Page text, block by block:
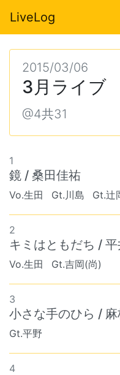
LiveLog
2015/03/06
3月ライブ
@4共31
1
鏡 / 桑田佳祐
Vo.生田 Gt.川島 Gt.辻
2
キミはともだち /
Vo.生田 Gt.吉岡(尚)
3
小さな手のひら / 麻
Gt.平野
4